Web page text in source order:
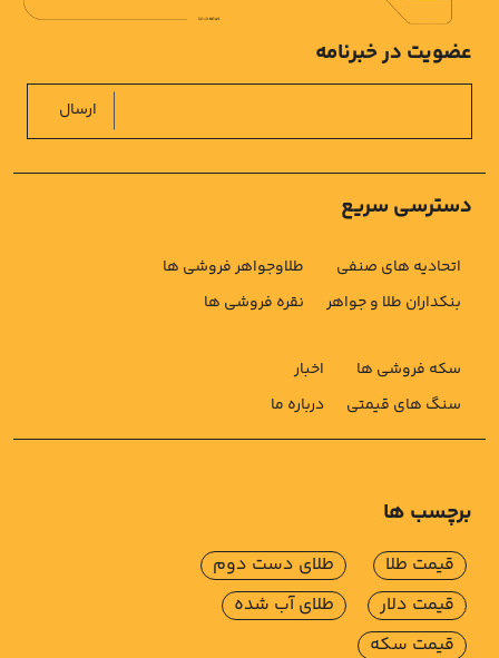
دسترسی سریع
اتحادیه های صنفی
بنکداران طلا و جواهر
طلاوجواهر فروشی ها
نقره فروشی ها
سکه فروشی ها
سنگ های قیمتی
اخبار
درباره ما
عضویت در خبرنامه
ارسال
برچسب ها
قیمت طلا
قیمت دلار
قیمت سکه
طلای دست دوم
طلای آب شده